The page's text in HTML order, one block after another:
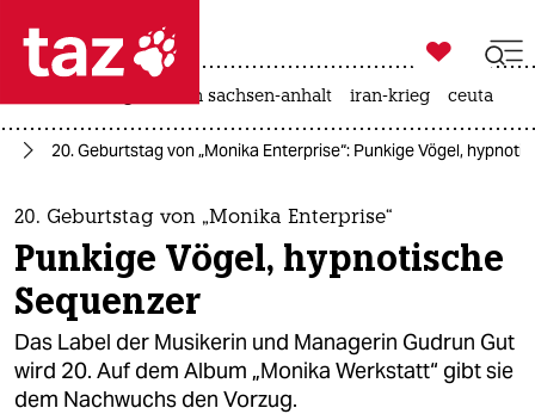
 taz zahl ich
taz zahl ich
themen
politik
öko
gesellschaft

taz zahl ich
landtagswahl in sachsen-anhalt iran-krieg ceuta
20. Geburtstag von „Monika Enterprise“: Punkige Vögel,
20. Geburtstag von „Monika Enterprise“
Punkige Vögel, hypnotische
Sequenzer
Das Label der Musikerin und Managerin Gudrun Gut
wird 20. Auf dem Album „Monika Werkstatt“ gibt sie
dem Nachwuchs den Vorzug.